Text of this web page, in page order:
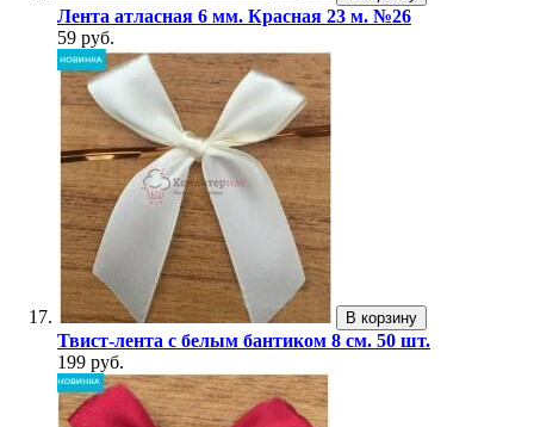
Лента атласная 6 мм. Красная 23 м. №26
59 руб.
В корзину
Твист-лента с белым бантиком 8 см. 50 шт.
199 руб.